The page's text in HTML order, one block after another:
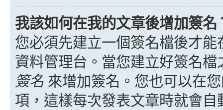
我該如何在我的文章後增加簽名
您必須先建立一個簽名檔後才
資料管理台。當您建立好簽名
簽名 來增加簽名。您也可以在
項，這樣每次發表文章時就會自